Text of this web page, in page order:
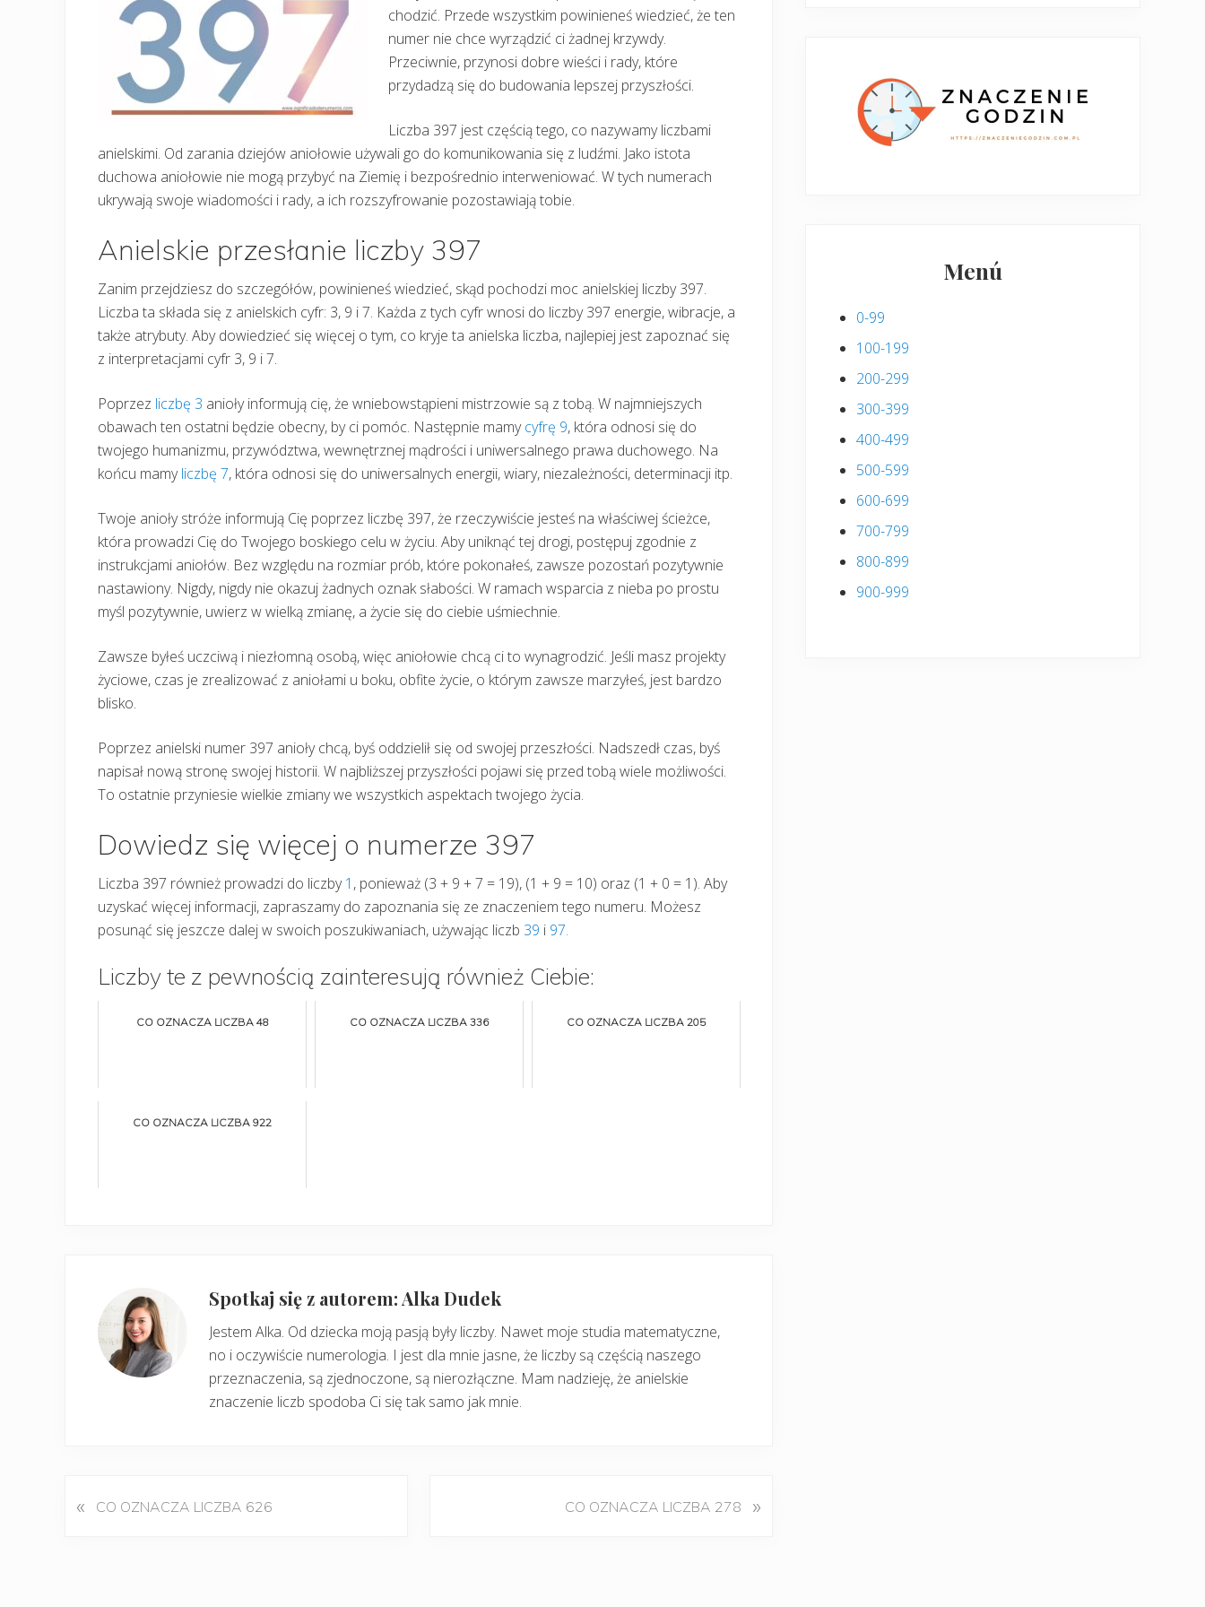
chodzić. Przede wszystkim powinieneś wiedzieć, że ten
numer nie chce wyrządzić ci żadnej krzywdy.
Przeciwnie, przynosi dobre wieści i rady, które
przydadzą się do budowania lepszej przyszłości.
Liczba 397 jest częścią tego, co nazywamy liczbami
anielskimi. Od zarania dziejów aniołowie używali go do komunikowania się z ludźmi. Jako istota
duchowa aniołowie nie mogą przybyć na Ziemię i bezpośrednio interweniować. W tych numerach
ukrywają swoje wiadomości i rady, a ich rozszyfrowanie pozostawiają tobie.
Anielskie przesłanie liczby 397
Zanim przejdziesz do szczegółów, powinieneś wiedzieć, skąd pochodzi moc anielskiej liczby 397.
Liczba ta składa się z anielskich cyfr: 3, 9 i 7. Każda z tych cyfr wnosi do liczby 397 energie, wibracje, a
także atrybuty. Aby dowiedzieć się więcej o tym, co kryje ta anielska liczba, najlepiej jest zapoznać się
z interpretacjami cyfr 3, 9 i 7.
Poprzez liczbę 3 anioły informują cię, że wniebowstąpieni mistrzowie są z tobą. W najmniejszych
obawach ten ostatni będzie obecny, by ci pomóc. Następnie mamycyfrę 9, która odnosi się do
twojego humanizmu, przywództwa, wewnętrznej mądrości i uniwersalnego prawa duchowego. Na
końcu mamyliczbę 7, która odnosi się do uniwersalnych energii, wiary, niezależności, determinacji itp.
Twoje anioły stróże informują Cię poprzez liczbę 397, że rzeczywiście jesteś na właściwej ścieżce,
która prowadzi Cię do Twojego boskiego celu w życiu. Aby uniknąć tej drogi, postępuj zgodnie z
instrukcjami aniołów. Bez względu na rozmiar prób, które pokonałeś, zawsze pozostań pozytywnie
nastawiony. Nigdy, nigdy nie okazuj żadnych oznak słabości. W ramach wsparcia z nieba po prostu
myśl pozytywnie, uwierz w wielką zmianę, a życie się do ciebie uśmiechnie.
Zawsze byłeś uczciwą i niezłomną osobą, więc aniołowie chcą ci to wynagrodzić. Jeśli masz projekty
życiowe, czas je zrealizować z aniołami u boku, obfite życie, o którym zawsze marzyłeś, jest bardzo
blisko.
Poprzez anielski numer 397 anioły chcą, byś oddzielił się od swojej przeszłości. Nadszedł czas, byś
napisał nową stronę swojej historii. W najbliższej przyszłości pojawi się przed tobą wiele możliwości.
To ostatnie przyniesie wielkie zmiany we wszystkich aspektach twojego życia.
Dowiedz się więcej o numerze 397
Liczba 397 również prowadzi do liczby1 , ponieważ (3 + 9 + 7 = 19), (1 + 9 = 10) oraz (1 + 0 = 1). Aby
uzyskać więcej informacji, zapraszamy do zapoznania się ze znaczeniem tego numeru. Możesz
posunąć się jeszcze dalej w swoich poszukiwaniach, używając liczb 39 i 97.
Liczby te z pewnością zainteresują również Ciebie:
CO OZNACZA LICZBA 48 CO OZNACZA LICZBA 336 CO OZNACZA LICZBA 205
CO OZNACZA LICZBA 922
Spotkaj się z autorem: Alka Dudek
Jestem Alka. Od dziecka moją pasją były liczby. Nawet moje studia matematyczne,
no i oczywiście numerologia. I jest dla mnie jasne, że liczby są częścią naszego
przeznaczenia, są zjednoczone, są nierozłączne. Mam nadzieję, że anielskie
znaczenie liczb spodoba Ci się tak samo jak mnie.
P
« CO OZNACZA LICZBA 626 CO OZNACZA LICZBA 278 »
Menú
0-99
100-199
200-299
300-399
400-499
500-599
600-699
700-799
800-899
900-999